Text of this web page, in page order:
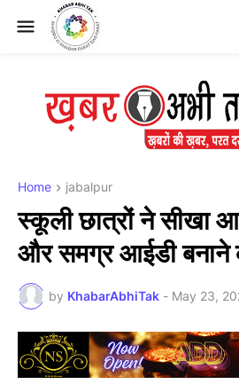
Home jabalpur
स्कूली छात्रों ने सीखा
और समग्र आईडी बनाने
by KhabarAbhiTak - May 23,